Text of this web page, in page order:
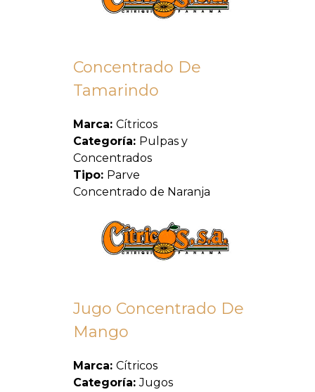
Concentrado De
Tamarindo
Marca: Cítricos
Categoría: Pulpas y
Concentrados
Tipo: Parve
Concentrado de Naranja
Jugo Concentrado De
Mango
Marca: Cítricos
Categoría:Jugos